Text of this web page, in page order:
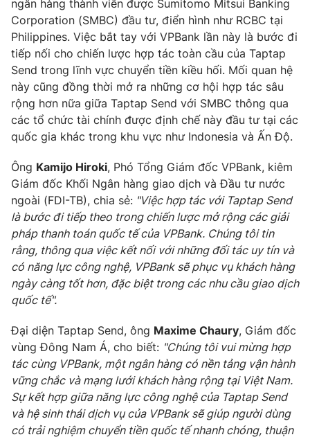
Cơ quan báo chí:Thời báo VTV
Giấy phép hoạt động báo in và báo điện tử số 483/GP-BTTTT
cấp ngày 29/12/2023
Tổng Biên tập: Vũ Thanh Thủy
Phó Tổng Biên tập: Nguyễn Thị Mỹ Hạnh, Phạm Quốc Thắng,
Nguyễn Trọng Ninh
Tổng đài VTV: 024.38 355 931 - 024.38 355 932
Ðiện thoại Thời báo VTV:024.66 897 897
Liên hệ quảng cáo:024-7300.7108
® Cấm sao chép dưới mọi hình thức nếu không có sự chấp
thuận bằng văn bản. Ghi rõ nguồn VTV.vn khi phát hành lại
thông tin từ website này.
ngân hàng thành viên được Sumitomo Mitsui Banking
Corporation (SMBC) đầu tư, điển hình như RCBC tại
Philippines. Việc bắt tay với VPBank lần này là bước đi
tiếp nối cho chiến lược hợp tác toàn cầu của Taptap
Send trong lĩnh vực chuyển tiền kiều hối. Mối quan hệ
này cũng đồng thời mở ra những cơ hội hợp tác sâu
rộng hơn nữa giữa Taptap Send với SMBC thông qua
các tổ chức tài chính được định chế này đầu tư tại các
quốc gia khác trong khu vực như Indonesia và Ấn Độ.
Ông Kamijo Hiroki, Phó Tổng Giám đốc VPBank, kiêm
Giám đốc Khối Ngân hàng giao dịch và Đầu tư nước
ngoài (FDI-TB), chia sẻ: "Việc hợp tác với Taptap Send
là bước đi tiếp theo trong chiến lược mở rộng các giải
pháp thanh toán quốc tế của VPBank. Chúng tôi tin
rằng, thông qua việc kết nối với những đối tác uy tín và
có năng lực công nghệ, VPBank sẽ phục vụ khách hàng
ngày càng tốt hơn, đặc biệt trong các nhu cầu giao dịch
quốc tế".
Đại diện Taptap Send, ông Maxime Chaury, Giám đốc
vùng Đông Nam Á, cho biết: "Chúng tôi vui mừng hợp
tác cùng VPBank, một ngân hàng có nền tảng vận hành
vững chắc và mạng lưới khách hàng rộng tại Việt Nam.
Sự kết hợp giữa năng lực công nghệ của Taptap Send
và hệ sinh thái dịch vụ của VPBank sẽ giúp người dùng
có trải nghiệm chuyển tiền quốc tế nhanh chóng, thuận